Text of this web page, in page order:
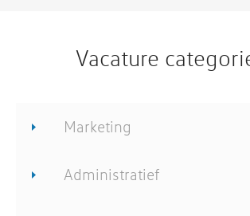
Vacature
Marketing
Administratief